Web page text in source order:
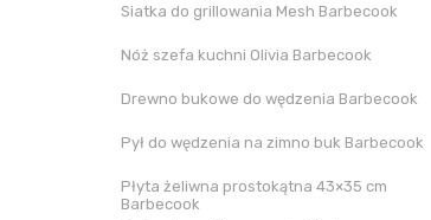
Siatka do grillowania Mesh Barbecook
Nóż szefa kuchni Olivia Barbecook
Drewno bukowe do wędzenia Barbecook
Pył do wędzenia na zimno buk Barbecook
Płyta żeliwna prostokątna 43×35 cm
Barbecook